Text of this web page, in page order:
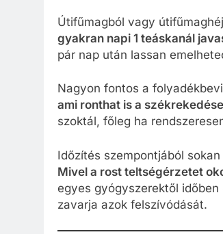
Útifűmagból vagy
gyakran napi 1 teáskanál
pár nap után lassan
Nagyon fontos a
ami ronthat is a
szoktál, főleg ha
Időzítés szempontjából
Mivel a rost teltségérzetet
egyes gyógyszerektől
zavarja azok felszívódását.